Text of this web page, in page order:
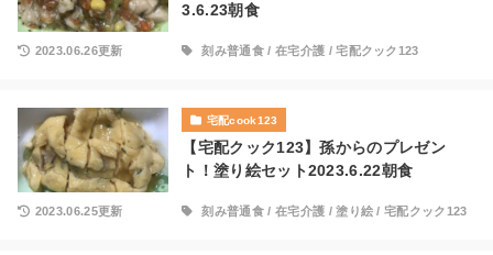
3.6.23朝食
2023.06.26更新 刻み普通食/ 在宅介護 /宅配クック123
宅配cook123
【宅配クック123】孫からのプレゼン
ト！塗り絵セット2023.6.22朝食
2023.06.25更新 刻み普通食/ 在宅介護 /塗り絵 /宅配クック123